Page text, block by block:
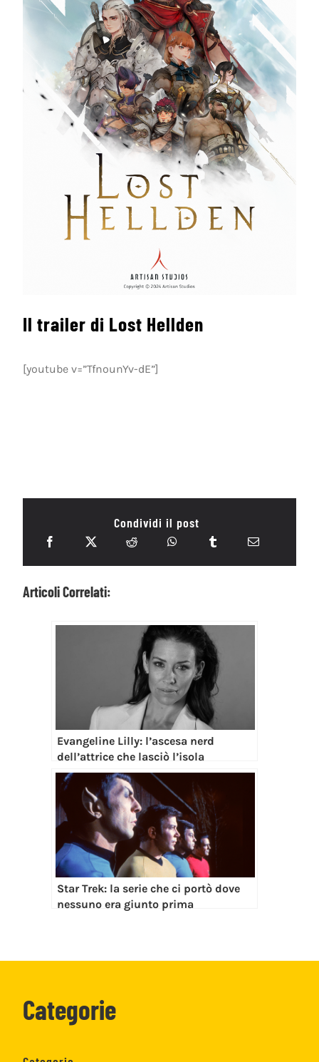
Il trailer di Lost Hellden
[youtube v=”TfnounYv-dE”]
Condividi il post
Articoli Correlati:
Evangeline Lilly: l’ascesa nerd
dell’attrice che lasciò l’isola
Star Trek: la serie che ci portò dove
nessuno era giunto prima
Categorie